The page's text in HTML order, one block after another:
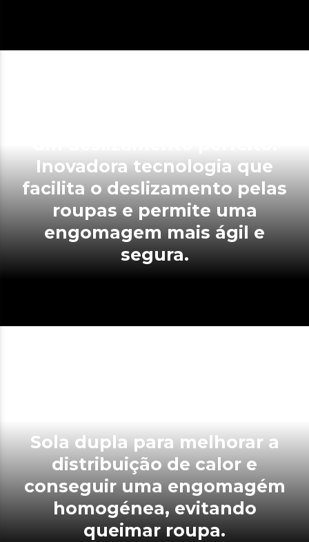
Inovadora tecnologia que
facilita o deslizamento pelas
roupas e permite uma
engomagem mais ágil e
segura.
Sola dupla para melhorar a
distribuição de calor e
conseguir uma engomagém
homogénea, evitando
queimar roupa.